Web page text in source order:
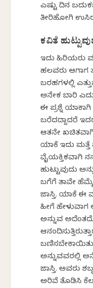
ಎಷ್ಟು ದಿನ
ತೀರಿಹೋಗಿ
ಕವಿತೆ
ಇದು ಹಿರಿಯರು
ಹಲವರು ಆಗಾಗ
ಬರಹಗಳಲ್ಲಿ
ಅನೇಕ ಬಾರಿ
ಈ ಪ್ರಶ್ನೆ
ಬರೆದದ್ದಾದರೆ
ಆತನೇ ಖಚಿತವಾಗಿ
ಯಾಕೆ ಇದು ಮತ್ತೆ
ವೈಯಕ್ತಿಕವಾಗಿ
ಹುಟ್ಟುವುದು
ಬಗೆಗೆ ತಾವೇ
ಜಾಸ್ತಿ. ಯಾಕೆ ಈ
ಹೀಗೆ
ಅನ್ನುವ
ಅನ್ನುವವರಲ್ಲಿ
ಜಾಸ್ತಿ. ಅವರು
ಅರಿವೆ ತೊಡಿಸಿ